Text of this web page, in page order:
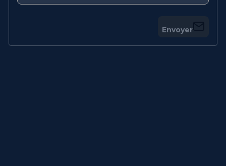
Envoyer